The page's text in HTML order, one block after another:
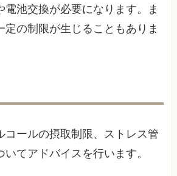
電池交換が必要になります。ま
定の制限が生じることもありま
コールの摂取制限、ストレス管
てアドバイスを行います。